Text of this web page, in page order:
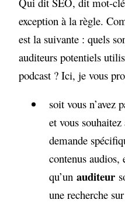
exception à la règle.
est la suivante : quels
auditeurs potentiels
podcast ? Ici, je vous
soit vous n’avez
et vous
demande
contenus audios,
qu’un auditeur
une recherche